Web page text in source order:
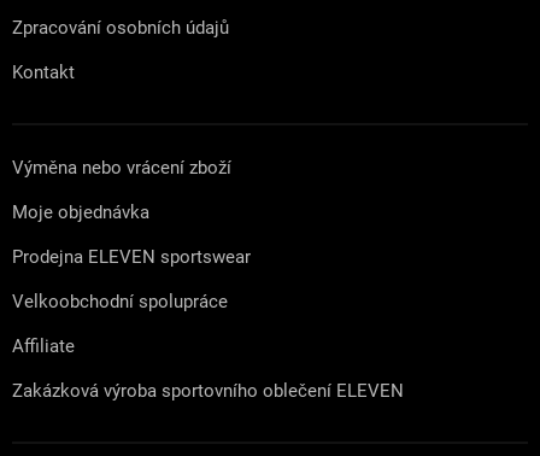
Zpracování osobních údajů
Kontakt
Výměna nebo vrácení zboží
Moje objednávka
Prodejna ELEVEN sportswear
Velkoobchodní spolupráce
Affiliate
Zakázková výroba sportovního oblečení ELEVEN